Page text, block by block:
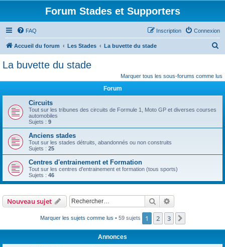
Forum Stades et Supporters
FAQ Connexion
Inscription
Accueil du forum Les Stades La buvette du stade
h
h
r
La buvette du stade
Marquer tous les sous-forums comme lus
Forum
Circuits
Tout sur les tribunes des circuits de Formule 1, Moto GP et diverses courses
automobiles
Sujets : 9
Anciens stades
Tout sur les stades détruits, abandonnés ou non construits
Sujets : 25
Centres d'entrainement et Formation
Tout sur les centres d'entrainement et formation (tous sports)
Sujets : 46
Nouveau sujet Rechercher
Marquer les sujets comme lus • 59 sujets 1 2 3
Annonces